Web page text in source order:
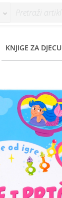
KNJIGE ZA DJECU